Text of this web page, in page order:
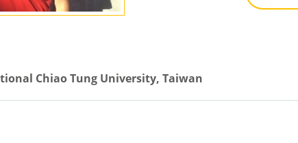
Chiao Tung University, Taiwan